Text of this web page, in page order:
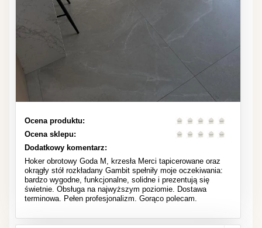
Ocena produktu:
Ocena sklepu:
Dodatkowy komentarz:
Hoker obrotowy Goda M, krzesła Merci tapicerowane oraz
okrągły stół rozkładany Gambit spełniły moje oczekiwania:
bardzo wygodne, funkcjonalne, solidne i prezentują się
świetnie. Obsługa na najwyższym poziomie. Dostawa
terminowa. Pełen profesjonalizm. Gorąco polecam.